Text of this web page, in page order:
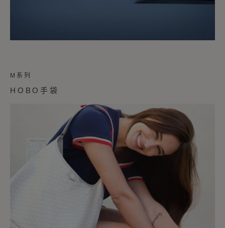
M系列
HOBO手袋